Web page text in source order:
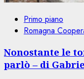
Primo piano
Romagna
Nonostante le
parlò – di